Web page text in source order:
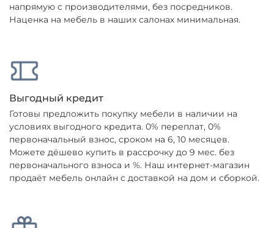
напрямую с производителями, без посредников.
Наценка на мебель в наших салонах минимальная.
Выгодный кредит
Готовы предложить покупку мебели в наличии на
условиях выгодного кредита. 0% переплат, 0%
первоначальный взнос, сроком на 6, 10 месяцев.
Можете дёшево купить в рассрочку до 9 мес. без
первоначального взноса и %. Наш интернет-магазин
продаёт мебель онлайн с доставкой на дом и сборкой.